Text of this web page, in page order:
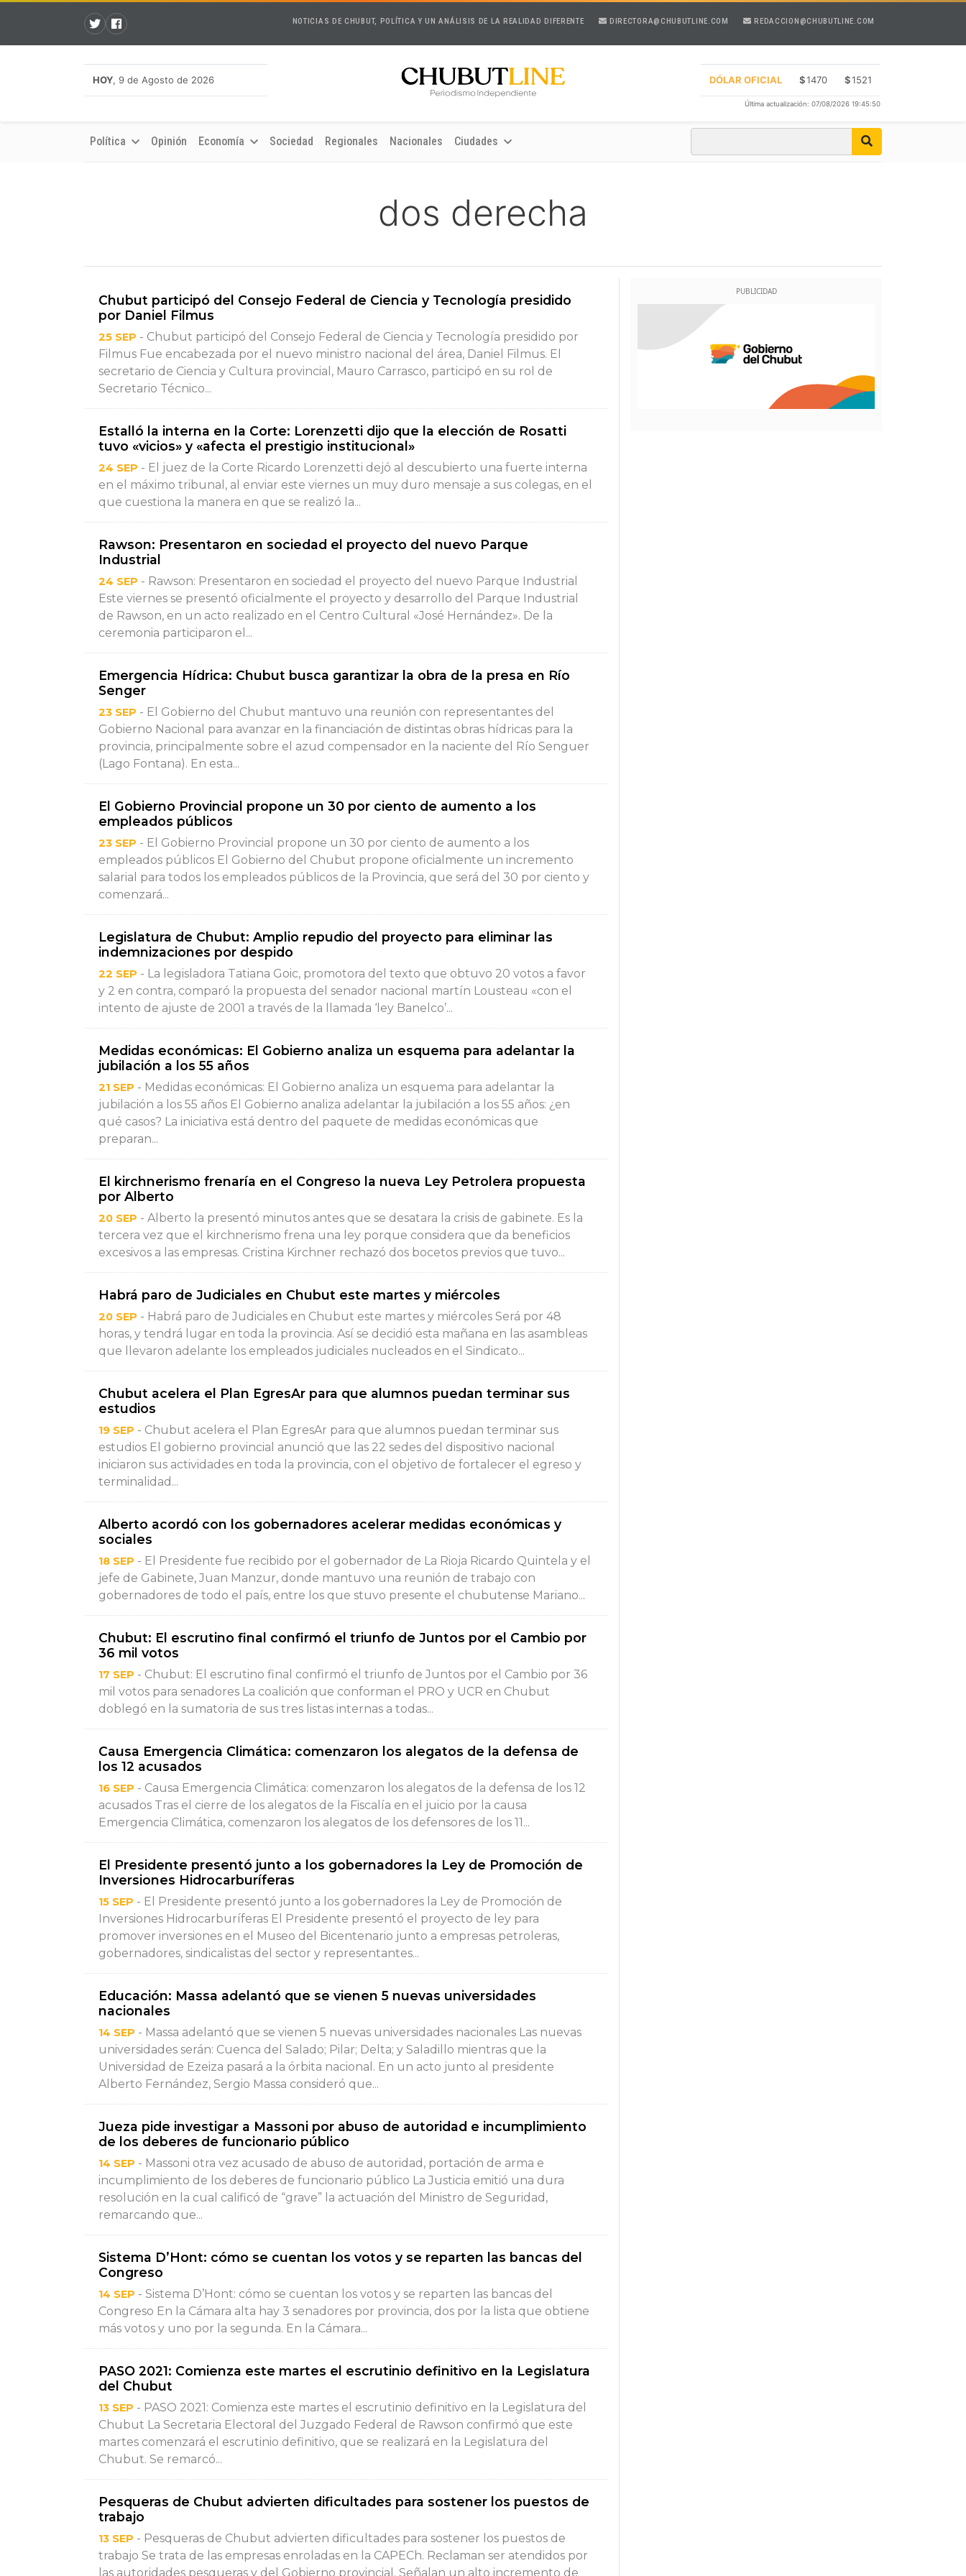
NOTICIAS DE CHUBUT, POLÍTICA Y UN ANÁLISIS DE LA REALIDAD DIFERENTE DIRECTORA@CHUBUTLINE.COM REDACCION@CHUBUTLINE.COM
HOY, 9 de Agosto de 2026 DÓLAR OFICIAL $1470 $1521
Última actualización: 07/08/2026 19:45:50
Política Opinión Economía Sociedad Regionales Nacionales Ciudades
dos derecha
Chubut participó del Consejo Federal de Ciencia y Tecnología presidido
por Daniel Filmus
25 SEP - Chubut participó del Consejo Federal de Ciencia y Tecnología presidido por
Filmus Fue encabezada por el nuevo ministro nacional del área, Daniel Filmus. El
secretario de Ciencia y Cultura provincial, Mauro Carrasco, participó en su rol de
Secretario Técnico...
Estalló la interna en la Corte: Lorenzetti dijo que la elección de Rosatti
tuvo «vicios» y «afecta el prestigio institucional»
24 SEP - El juez de la Corte Ricardo Lorenzetti dejó al descubierto una fuerte interna
en el máximo tribunal, al enviar este viernes un muy duro mensaje a sus colegas, en el
que cuestiona la manera en que se realizó la...
Rawson: Presentaron en sociedad el proyecto del nuevo Parque
Industrial
24 SEP - Rawson: Presentaron en sociedad el proyecto del nuevo Parque Industrial
Este viernes se presentó oficialmente el proyecto y desarrollo del Parque Industrial
de Rawson, en un acto realizado en el Centro Cultural «José Hernández». De la
ceremonia participaron el...
Emergencia Hídrica: Chubut busca garantizar la obra de la presa en Río
Senger
23 SEP - El Gobierno del Chubut mantuvo una reunión con representantes del
Gobierno Nacional para avanzar en la financiación de distintas obras hídricas para la
provincia, principalmente sobre el azud compensador en la naciente del Río Senguer
(Lago Fontana). En esta...
El Gobierno Provincial propone un 30 por ciento de aumento a los
empleados públicos
23 SEP - El Gobierno Provincial propone un 30 por ciento de aumento a los
empleados públicos El Gobierno del Chubut propone oficialmente un incremento
salarial para todos los empleados públicos de la Provincia, que será del 30 por ciento y
comenzará...
Legislatura de Chubut: Amplio repudio del proyecto para eliminar las
indemnizaciones por despido
22 SEP - La legisladora Tatiana Goic, promotora del texto que obtuvo 20 votos a favor
y 2 en contra, comparó la propuesta del senador nacional martín Lousteau «con el
intento de ajuste de 2001 a través de la llamada ‘ley Banelco’...
Medidas económicas: El Gobierno analiza un esquema para adelantar la
jubilación a los 55 años
21 SEP - Medidas económicas: El Gobierno analiza un esquema para adelantar la
jubilación a los 55 años El Gobierno analiza adelantar la jubilación a los 55 años: ¿en
qué casos? La iniciativa está dentro del paquete de medidas económicas que
preparan...
El kirchnerismo frenaría en el Congreso la nueva Ley Petrolera propuesta
por Alberto
20 SEP - Alberto la presentó minutos antes que se desatara la crisis de gabinete. Es la
tercera vez que el kirchnerismo frena una ley porque considera que da beneficios
excesivos a las empresas. Cristina Kirchner rechazó dos bocetos previos que tuvo...
Habrá paro de Judiciales en Chubut este martes y miércoles
20 SEP - Habrá paro de Judiciales en Chubut este martes y miércoles Será por 48
horas, y tendrá lugar en toda la provincia. Así se decidió esta mañana en las asambleas
que llevaron adelante los empleados judiciales nucleados en el Sindicato...
Chubut acelera el Plan EgresAr para que alumnos puedan terminar sus
estudios
19 SEP - Chubut acelera el Plan EgresAr para que alumnos puedan terminar sus
estudios El gobierno provincial anunció que las 22 sedes del dispositivo nacional
iniciaron sus actividades en toda la provincia, con el objetivo de fortalecer el egreso y
terminalidad...
Alberto acordó con los gobernadores acelerar medidas económicas y
sociales
18 SEP - El Presidente fue recibido por el gobernador de La Rioja Ricardo Quintela y el
jefe de Gabinete, Juan Manzur, donde mantuvo una reunión de trabajo con
gobernadores de todo el país, entre los que stuvo presente el chubutense Mariano...
Chubut: El escrutino final confirmó el triunfo de Juntos por el Cambio por
36 mil votos
17 SEP - Chubut: El escrutino final confirmó el triunfo de Juntos por el Cambio por 36
mil votos para senadores La coalición que conforman el PRO y UCR en Chubut
doblegó en la sumatoria de sus tres listas internas a todas...
Causa Emergencia Climática: comenzaron los alegatos de la defensa de
los 12 acusados
16 SEP - Causa Emergencia Climática: comenzaron los alegatos de la defensa de los 12
acusados Tras el cierre de los alegatos de la Fiscalía en el juicio por la causa
Emergencia Climática, comenzaron los alegatos de los defensores de los 11...
El Presidente presentó junto a los gobernadores la Ley de Promoción de
Inversiones Hidrocarburíferas
15 SEP - El Presidente presentó junto a los gobernadores la Ley de Promoción de
Inversiones Hidrocarburíferas El Presidente presentó el proyecto de ley para
promover inversiones en el Museo del Bicentenario junto a empresas petroleras,
gobernadores, sindicalistas del sector y representantes...
Educación: Massa adelantó que se vienen 5 nuevas universidades
nacionales
14 SEP - Massa adelantó que se vienen 5 nuevas universidades nacionales Las nuevas
universidades serán: Cuenca del Salado; Pilar; Delta; y Saladillo mientras que la
Universidad de Ezeiza pasará a la órbita nacional. En un acto junto al presidente
Alberto Fernández, Sergio Massa consideró que...
Jueza pide investigar a Massoni por abuso de autoridad e incumplimiento
de los deberes de funcionario público
14 SEP - Massoni otra vez acusado de abuso de autoridad, portación de arma e
incumplimiento de los deberes de funcionario público La Justicia emitió una dura
resolución en la cual calificó de “grave” la actuación del Ministro de Seguridad,
remarcando que...
Sistema D’Hont: cómo se cuentan los votos y se reparten las bancas del
Congreso
14 SEP - Sistema D’Hont: cómo se cuentan los votos y se reparten las bancas del
Congreso En la Cámara alta hay 3 senadores por provincia, dos por la lista que obtiene
más votos y uno por la segunda. En la Cámara...
PASO 2021: Comienza este martes el escrutinio definitivo en la Legislatura
del Chubut
13 SEP - PASO 2021: Comienza este martes el escrutinio definitivo en la Legislatura del
Chubut La Secretaria Electoral del Juzgado Federal de Rawson confirmó que este
martes comenzará el escrutinio definitivo, que se realizará en la Legislatura del
Chubut. Se remarcó...
Pesqueras de Chubut advierten dificultades para sostener los puestos de
trabajo
13 SEP - Pesqueras de Chubut advierten dificultades para sostener los puestos de
trabajo Se trata de las empresas enroladas en la CAPECh. Reclaman ser atendidos por
las autoridades pesqueras y del Gobierno provincial. Señalan un alto incremento de